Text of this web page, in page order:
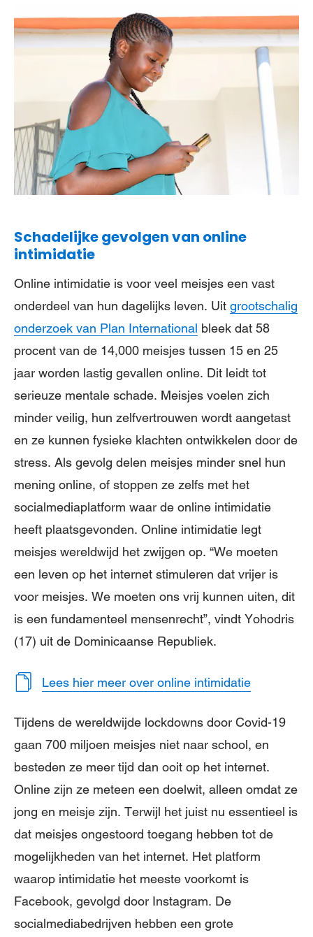
Schadelijke gevolgen van online
intimidatie
Online intimidatie is voor veel meisjes een vast
onderdeel van hun dagelijks leven. Uit grootschalig
onderzoek van Plan International bleek dat 58
procent van de 14,000 meisjes tussen 15 en 25
jaar worden lastig gevallen online. Dit leidt tot
serieuze mentale schade. Meisjes voelen zich
minder veilig, hun zelfvertrouwen wordt aangetast
en ze kunnen fysieke klachten ontwikkelen door de
stress. Als gevolg delen meisjes minder snel hun
mening online, of stoppen ze zelfs met het
socialmediaplatform waar de online intimidatie
heeft plaatsgevonden. Online intimidatie legt
meisjes wereldwijd het zwijgen op. “We moeten
een leven op het internet stimuleren dat vrijer is
voor meisjes. We moeten ons vrij kunnen uiten, dit
is een fundamenteel mensenrecht”, vindt Yohodris
(17) uit de Dominicaanse Republiek.
Lees hier meer over online intimidatie
Tijdens de wereldwijde lockdowns door Covid-19
gaan 700 miljoen meisjes niet naar school, en
besteden ze meer tijd dan ooit op het internet.
Online zijn ze meteen een doelwit, alleen omdat ze
jong en meisje zijn. Terwijl het juist nu essentieel is
dat meisjes ongestoord toegang hebben tot de
mogelijkheden van het internet. Het platform
waarop intimidatie het meeste voorkomt is
Facebook, gevolgd door Instagram. De
socialmediabedrijven hebben een grote